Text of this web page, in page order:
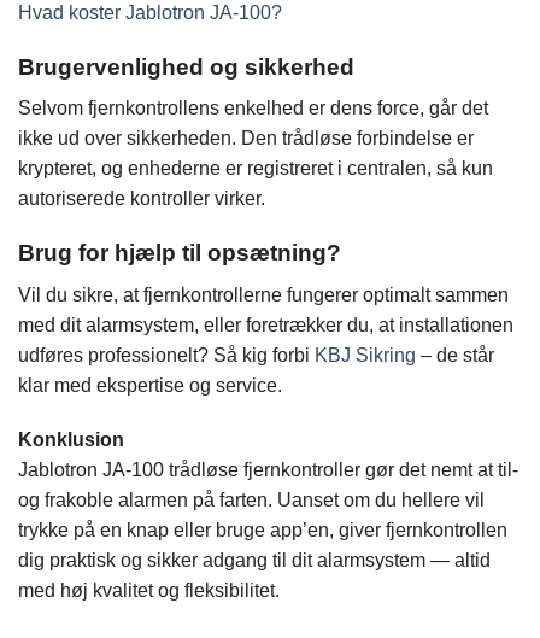
Hvad koster Jablotron JA-100?
Brugervenlighed og sikkerhed
Selvom fjernkontrollens enkelhed er dens force, går det
ikke ud over sikkerheden. Den trådløse forbindelse er
krypteret, og enhederne er registreret i centralen, så kun
autoriserede kontroller virker.
Brug for hjælp til opsætning?
Vil du sikre, at fjernkontrollerne fungerer optimalt sammen
med dit alarmsystem, eller foretrækker du, at installationen
udføres professionelt? Så kig forbi KBJ Sikring – de står
klar med ekspertise og service.
Konklusion
Jablotron JA-100 trådløse fjernkontroller gør det nemt at til-
og frakoble alarmen på farten. Uanset om du hellere vil
trykke på en knap eller bruge app’en, giver fjernkontrollen
dig praktisk og sikker adgang til dit alarmsystem — altid
med høj kvalitet og fleksibilitet.